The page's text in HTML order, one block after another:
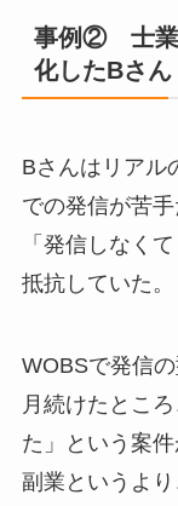
事例② 士業
化したBさん
Bさんはリアル
での発信が苦手
「発信しなく
抵抗していた。
WOBSで発信
月続けたとこ
た」という案
副業というよ